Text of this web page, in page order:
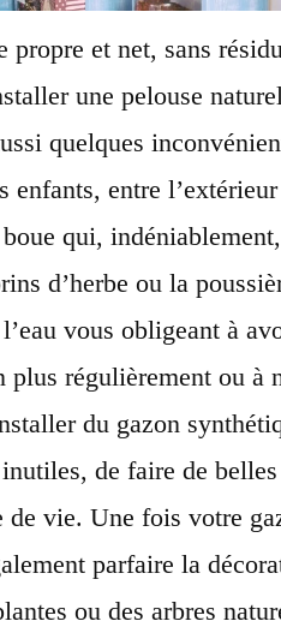
propre et net, sans
une pelouse
quelques
enfants, entre
qui,
d’herbe ou la
vous obligeant à
plus régulièrement ou
du gazon
de faire de
de vie. Une fois votre
parfaire la
ou des arbres